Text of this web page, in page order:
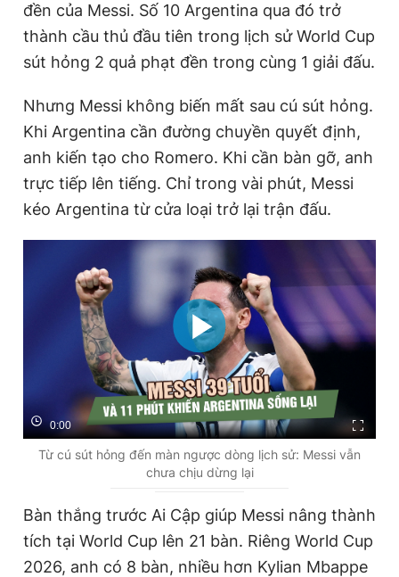
đền của Messi. Số 10 Argentina qua đó trở
thành cầu thủ đầu tiên trong lịch sử World Cup
sút hỏng 2 quả phạt đền trong cùng 1 giải đấu.
Nhưng Messi không biến mất sau cú sút hỏng.
Khi Argentina cần đường chuyền quyết định,
anh kiến tạo cho Romero. Khi cần bàn gỡ, anh
trực tiếp lên tiếng. Chỉ trong vài phút, Messi
kéo Argentina từ cửa loại trở lại trận đấu.
0:00
Từ cú sút hỏng đến màn ngược dòng lịch sử: Messi vẫn
chưa chịu dừng lại
Bàn thắng trước Ai Cập giúp Messi nâng thành
tích tại World Cup lên 21 bàn. Riêng World Cup
2026, anh có 8 bàn, nhiều hơn Kylian Mbappe